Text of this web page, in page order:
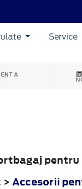
Service
A
pentru
> Accesorii